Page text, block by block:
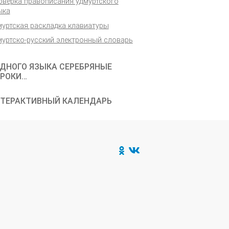
раскладка клавиатуры
русский электронный словарь
ЯЗЫКА СЕРЕБРЯНЫЕ
КАЛЕНДАРЬ